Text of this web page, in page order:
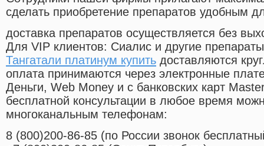
сделать приобретение препаратов удобным
доставка препаратов осуществляется без
Для VIP клиентов: Сиалис и другие
Тангатали платинум купить доставляются
оплата принимаются через электронные
Деньги, Web Money и с банковских карт
бесплатной консультации в любое время
многоканальным телефонам:
8 (800)200-86-85 (по России звонок